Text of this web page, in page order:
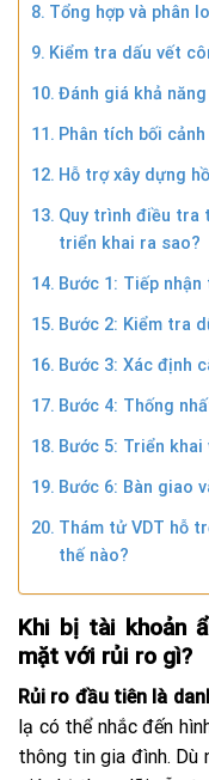
Tổng hợp và phân
Kiểm tra dấu vết
Đánh giá khả
Phân tích bối
Hỗ trợ xây dựng
Quy trình điều tra
triển khai ra sao?
Bước 1: Tiếp
Bước 2: Kiểm tra
Bước 3: Xác định
Bước 4: Thống
Bước 5: Triển
Bước 6: Bàn giao
Thám tử VDT hỗ
thế nào?
Khi bị tài khoản
mặt với rủi ro gì?
Rủi ro đầu tiên là
lạ có thể nhắc đến
thông tin gia đình. Dù